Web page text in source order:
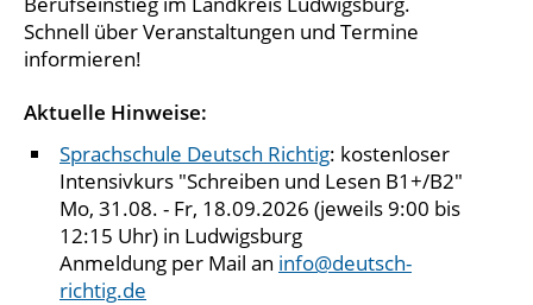
Schnell über Veranstaltungen und Termine
informieren!
Aktuelle Hinweise:
Sprachschule Deutsch Richtig: kostenloser
Intensivkurs "Schreiben und Lesen B1+/B2"
Mo, 31.08. - Fr, 18.09.2026 (jeweils 9:00 bis
12:15 Uhr) in Ludwigsburg
Anmeldung per Mail an info@deutsch-
richtig.de